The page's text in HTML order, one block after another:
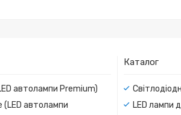
автолампи Premium)
(LED автолампи
Каталог
LED лампи